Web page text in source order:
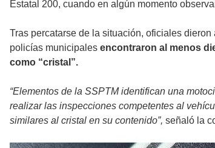
Estatal 200, cuando en algún momento
Tras percatarse de la situación, oficiales
policías municipales encontraron al menos
como “cristal”.
“Elementos de la SSPTM identifican una
realizar las inspecciones competentes al
similares al cristal en su contenido”, señaló la